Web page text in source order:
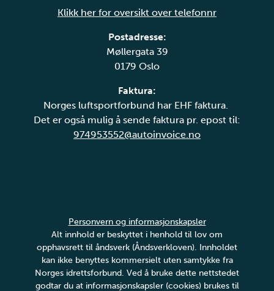
Klikk her for oversikt over telefonnr
Postadresse:
Møllergata 39
0179 Oslo
Faktura:
Norges luftsportforbund har EHF faktura.
Det er også mulig å sende faktura pr. epost til:
974953552@autoinvoice.no
Personvern og informasjonskapsler
Alt innhold er beskyttet i henhold til lov om
opphavsrett til åndsverk (Åndsverkloven). Innholdet
kan ikke benyttes kommersielt uten samtykke fra
Norges idrettsforbund. Ved å bruke dette nettstedet
godtar du at informasjonskapsler (cookies) brukes til